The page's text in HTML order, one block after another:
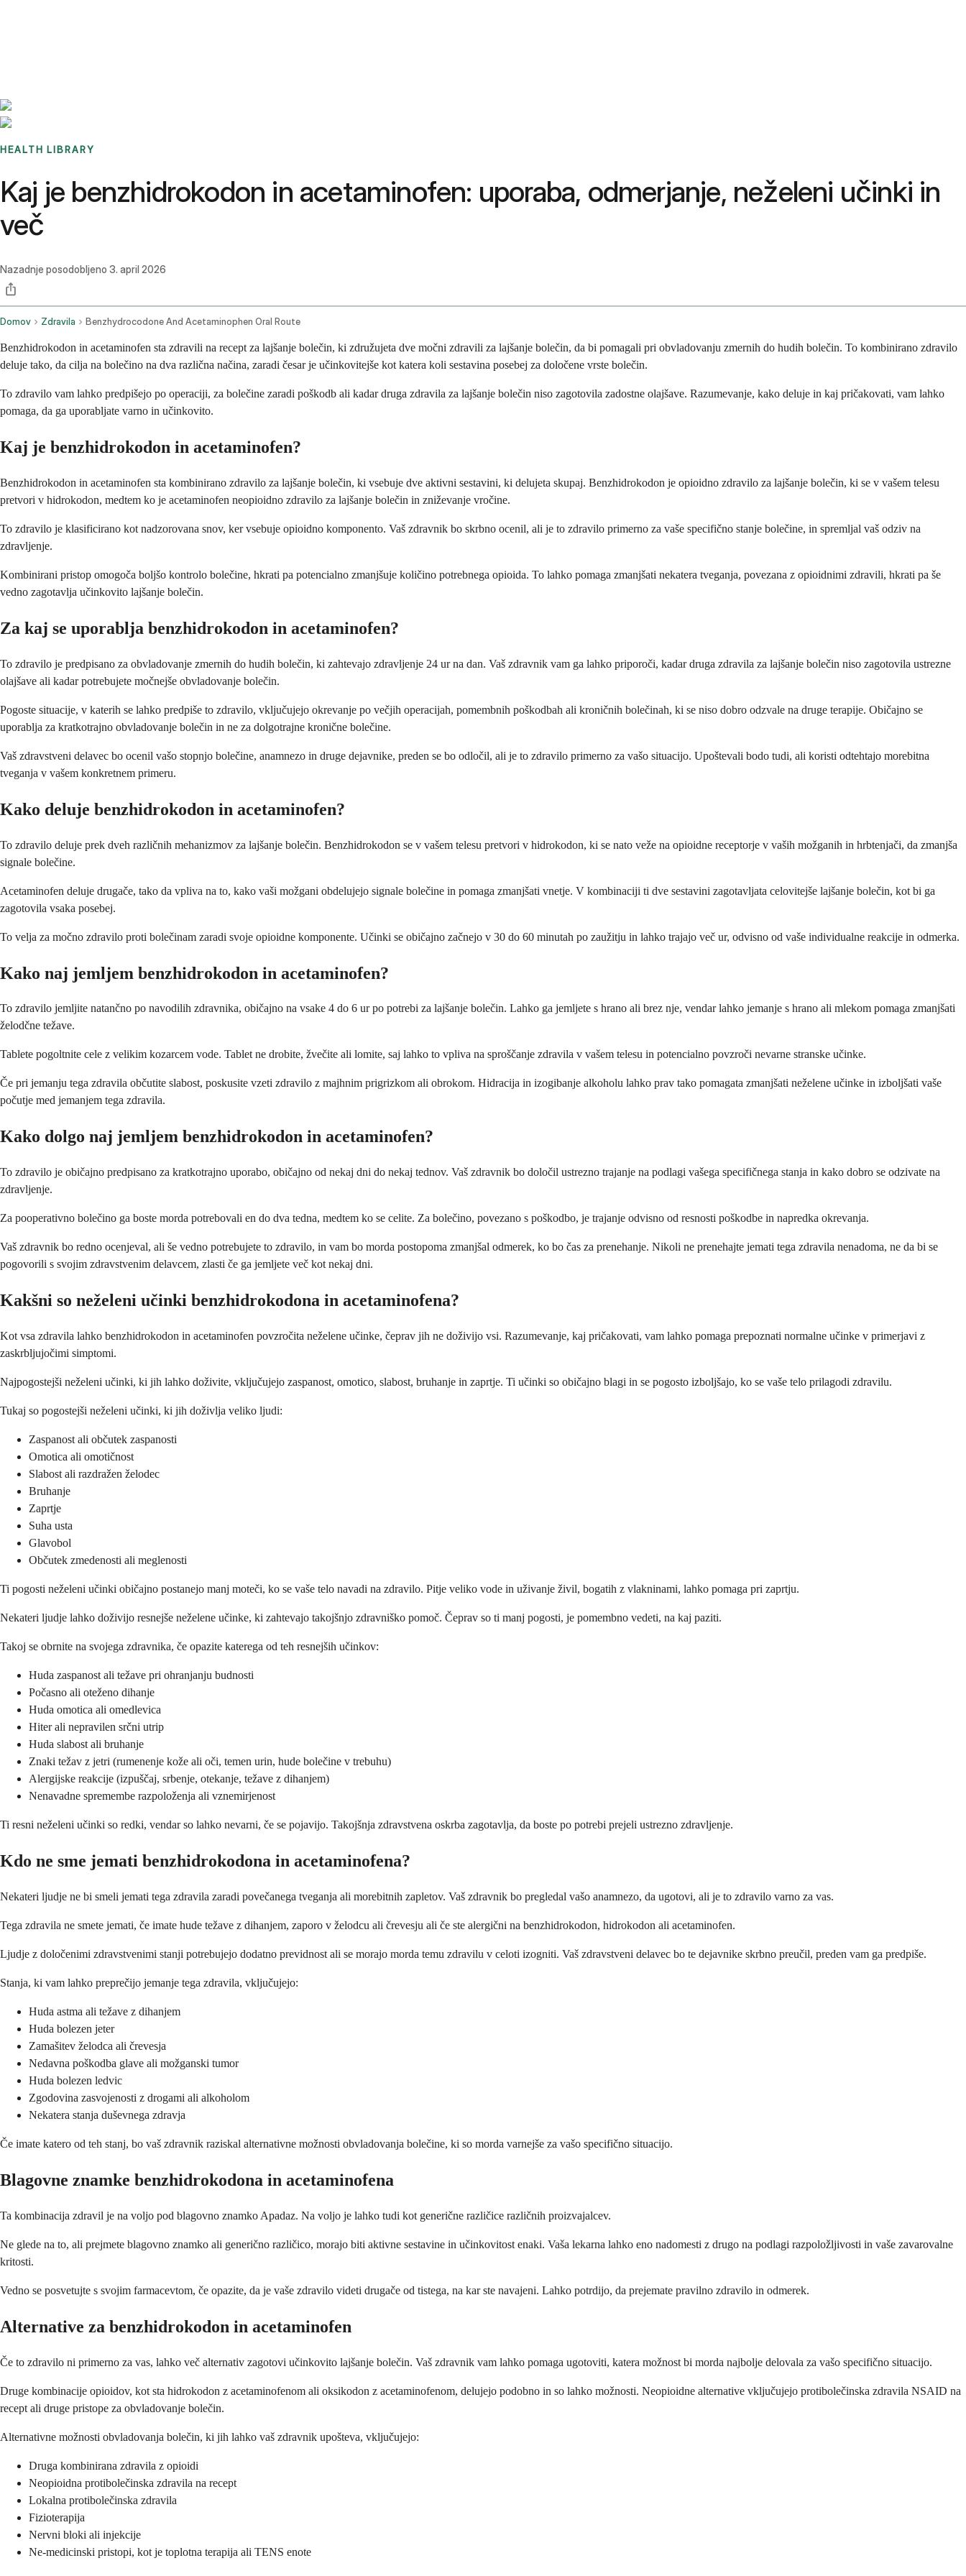
HEALTH LIBRARY
Kaj je benzhidrokodon in acetaminofen: uporaba, odmerjanje, neželeni učinki in
več
Nazadnje posodobljeno 3. april 2026
Domov Zdravila Benzhydrocodone And Acetaminophen Oral Route
Benzhidrokodon in acetaminofen sta zdravili na recept za lajšanje bolečin, ki združujeta dve močni zdravili za lajšanje bolečin, da bi pomagali pri obvladovanju zmernih do hudih bolečin. To kombinirano zdravilo
deluje tako, da cilja na bolečino na dva različna načina, zaradi česar je učinkovitejše kot katera koli sestavina posebej za določene vrste bolečin.
To zdravilo vam lahko predpišejo po operaciji, za bolečine zaradi poškodb ali kadar druga zdravila za lajšanje bolečin niso zagotovila zadostne olajšave. Razumevanje, kako deluje in kaj pričakovati, vam lahko
pomaga, da ga uporabljate varno in učinkovito.
Kaj je benzhidrokodon in acetaminofen?
Benzhidrokodon in acetaminofen sta kombinirano zdravilo za lajšanje bolečin, ki vsebuje dve aktivni sestavini, ki delujeta skupaj. Benzhidrokodon je opioidno zdravilo za lajšanje bolečin, ki se v vašem telesu
pretvori v hidrokodon, medtem ko je acetaminofen neopioidno zdravilo za lajšanje bolečin in zniževanje vročine.
To zdravilo je klasificirano kot nadzorovana snov, ker vsebuje opioidno komponento. Vaš zdravnik bo skrbno ocenil, ali je to zdravilo primerno za vaše specifično stanje bolečine, in spremljal vaš odziv na
zdravljenje.
Kombinirani pristop omogoča boljšo kontrolo bolečine, hkrati pa potencialno zmanjšuje količino potrebnega opioida. To lahko pomaga zmanjšati nekatera tveganja, povezana z opioidnimi zdravili, hkrati pa še
vedno zagotavlja učinkovito lajšanje bolečin.
Za kaj se uporablja benzhidrokodon in acetaminofen?
To zdravilo je predpisano za obvladovanje zmernih do hudih bolečin, ki zahtevajo zdravljenje 24 ur na dan. Vaš zdravnik vam ga lahko priporoči, kadar druga zdravila za lajšanje bolečin niso zagotovila ustrezne
olajšave ali kadar potrebujete močnejše obvladovanje bolečin.
Pogoste situacije, v katerih se lahko predpiše to zdravilo, vključujejo okrevanje po večjih operacijah, pomembnih poškodbah ali kroničnih bolečinah, ki se niso dobro odzvale na druge terapije. Običajno se
uporablja za kratkotrajno obvladovanje bolečin in ne za dolgotrajne kronične bolečine.
Vaš zdravstveni delavec bo ocenil vašo stopnjo bolečine, anamnezo in druge dejavnike, preden se bo odločil, ali je to zdravilo primerno za vašo situacijo. Upoštevali bodo tudi, ali koristi odtehtajo morebitna
tveganja v vašem konkretnem primeru.
Kako deluje benzhidrokodon in acetaminofen?
To zdravilo deluje prek dveh različnih mehanizmov za lajšanje bolečin. Benzhidrokodon se v vašem telesu pretvori v hidrokodon, ki se nato veže na opioidne receptorje v vaših možganih in hrbtenjači, da zmanjša
signale bolečine.
Acetaminofen deluje drugače, tako da vpliva na to, kako vaši možgani obdelujejo signale bolečine in pomaga zmanjšati vnetje. V kombinaciji ti dve sestavini zagotavljata celovitejše lajšanje bolečin, kot bi ga
zagotovila vsaka posebej.
To velja za močno zdravilo proti bolečinam zaradi svoje opioidne komponente. Učinki se običajno začnejo v 30 do 60 minutah po zaužitju in lahko trajajo več ur, odvisno od vaše individualne reakcije in odmerka.
Kako naj jemljem benzhidrokodon in acetaminofen?
To zdravilo jemljite natančno po navodilih zdravnika, običajno na vsake 4 do 6 ur po potrebi za lajšanje bolečin. Lahko ga jemljete s hrano ali brez nje, vendar lahko jemanje s hrano ali mlekom pomaga zmanjšati
želodčne težave.
Tablete pogoltnite cele z velikim kozarcem vode. Tablet ne drobite, žvečite ali lomite, saj lahko to vpliva na sproščanje zdravila v vašem telesu in potencialno povzroči nevarne stranske učinke.
Če pri jemanju tega zdravila občutite slabost, poskusite vzeti zdravilo z majhnim prigrizkom ali obrokom. Hidracija in izogibanje alkoholu lahko prav tako pomagata zmanjšati neželene učinke in izboljšati vaše
počutje med jemanjem tega zdravila.
Kako dolgo naj jemljem benzhidrokodon in acetaminofen?
To zdravilo je običajno predpisano za kratkotrajno uporabo, običajno od nekaj dni do nekaj tednov. Vaš zdravnik bo določil ustrezno trajanje na podlagi vašega specifičnega stanja in kako dobro se odzivate na
zdravljenje.
Za pooperativno bolečino ga boste morda potrebovali en do dva tedna, medtem ko se celite. Za bolečino, povezano s poškodbo, je trajanje odvisno od resnosti poškodbe in napredka okrevanja.
Vaš zdravnik bo redno ocenjeval, ali še vedno potrebujete to zdravilo, in vam bo morda postopoma zmanjšal odmerek, ko bo čas za prenehanje. Nikoli ne prenehajte jemati tega zdravila nenadoma, ne da bi se
pogovorili s svojim zdravstvenim delavcem, zlasti če ga jemljete več kot nekaj dni.
Kakšni so neželeni učinki benzhidrokodona in acetaminofena?
Kot vsa zdravila lahko benzhidrokodon in acetaminofen povzročita neželene učinke, čeprav jih ne doživijo vsi. Razumevanje, kaj pričakovati, vam lahko pomaga prepoznati normalne učinke v primerjavi z
zaskrbljujočimi simptomi.
Najpogostejši neželeni učinki, ki jih lahko doživite, vključujejo zaspanost, omotico, slabost, bruhanje in zaprtje. Ti učinki so običajno blagi in se pogosto izboljšajo, ko se vaše telo prilagodi zdravilu.
Tukaj so pogostejši neželeni učinki, ki jih doživlja veliko ljudi:
Zaspanost ali občutek zaspanosti
Omotica ali omotičnost
Slabost ali razdražen želodec
Bruhanje
Zaprtje
Suha usta
Glavobol
Občutek zmedenosti ali meglenosti
Ti pogosti neželeni učinki običajno postanejo manj moteči, ko se vaše telo navadi na zdravilo. Pitje veliko vode in uživanje živil, bogatih z vlakninami, lahko pomaga pri zaprtju.
Nekateri ljudje lahko doživijo resnejše neželene učinke, ki zahtevajo takojšnjo zdravniško pomoč. Čeprav so ti manj pogosti, je pomembno vedeti, na kaj paziti.
Takoj se obrnite na svojega zdravnika, če opazite katerega od teh resnejših učinkov:
Huda zaspanost ali težave pri ohranjanju budnosti
Počasno ali oteženo dihanje
Huda omotica ali omedlevica
Hiter ali nepravilen srčni utrip
Huda slabost ali bruhanje
Znaki težav z jetri (rumenenje kože ali oči, temen urin, hude bolečine v trebuhu)
Alergijske reakcije (izpuščaj, srbenje, otekanje, težave z dihanjem)
Nenavadne spremembe razpoloženja ali vznemirjenost
Ti resni neželeni učinki so redki, vendar so lahko nevarni, če se pojavijo. Takojšnja zdravstvena oskrba zagotavlja, da boste po potrebi prejeli ustrezno zdravljenje.
Kdo ne sme jemati benzhidrokodona in acetaminofena?
Nekateri ljudje ne bi smeli jemati tega zdravila zaradi povečanega tveganja ali morebitnih zapletov. Vaš zdravnik bo pregledal vašo anamnezo, da ugotovi, ali je to zdravilo varno za vas.
Tega zdravila ne smete jemati, če imate hude težave z dihanjem, zaporo v želodcu ali črevesju ali če ste alergični na benzhidrokodon, hidrokodon ali acetaminofen.
Ljudje z določenimi zdravstvenimi stanji potrebujejo dodatno previdnost ali se morajo morda temu zdravilu v celoti izogniti. Vaš zdravstveni delavec bo te dejavnike skrbno preučil, preden vam ga predpiše.
Stanja, ki vam lahko preprečijo jemanje tega zdravila, vključujejo:
Huda astma ali težave z dihanjem
Huda bolezen jeter
Zamašitev želodca ali črevesja
Nedavna poškodba glave ali možganski tumor
Huda bolezen ledvic
Zgodovina zasvojenosti z drogami ali alkoholom
Nekatera stanja duševnega zdravja
Če imate katero od teh stanj, bo vaš zdravnik raziskal alternativne možnosti obvladovanja bolečine, ki so morda varnejše za vašo specifično situacijo.
Blagovne znamke benzhidrokodona in acetaminofena
Ta kombinacija zdravil je na voljo pod blagovno znamko Apadaz. Na voljo je lahko tudi kot generične različice različnih proizvajalcev.
Ne glede na to, ali prejmete blagovno znamko ali generično različico, morajo biti aktivne sestavine in učinkovitost enaki. Vaša lekarna lahko eno nadomesti z drugo na podlagi razpoložljivosti in vaše zavarovalne
kritosti.
Vedno se posvetujte s svojim farmacevtom, če opazite, da je vaše zdravilo videti drugače od tistega, na kar ste navajeni. Lahko potrdijo, da prejemate pravilno zdravilo in odmerek.
Alternative za benzhidrokodon in acetaminofen
Če to zdravilo ni primerno za vas, lahko več alternativ zagotovi učinkovito lajšanje bolečin. Vaš zdravnik vam lahko pomaga ugotoviti, katera možnost bi morda najbolje delovala za vašo specifično situacijo.
Druge kombinacije opioidov, kot sta hidrokodon z acetaminofenom ali oksikodon z acetaminofenom, delujejo podobno in so lahko možnosti. Neopioidne alternative vključujejo protibolečinska zdravila NSAID na
recept ali druge pristope za obvladovanje bolečin.
Alternativne možnosti obvladovanja bolečin, ki jih lahko vaš zdravnik upošteva, vključujejo:
Druga kombinirana zdravila z opioidi
Neopioidna protibolečinska zdravila na recept
Lokalna protibolečinska zdravila
Fizioterapija
Nervni bloki ali injekcije
Ne-medicinski pristopi, kot je toplotna terapija ali TENS enote